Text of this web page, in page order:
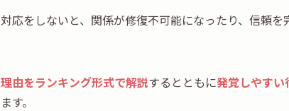
応をしないと、関係が修復不可能になったり、信頼を
由をランキング形式で解説するとともに発覚しやすい
す。